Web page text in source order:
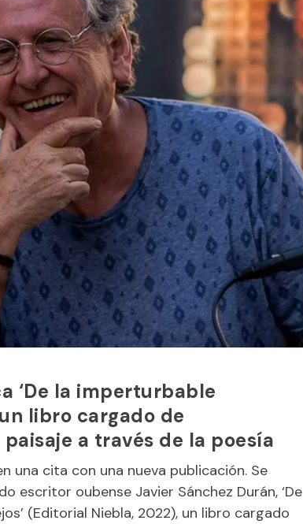
‘De la imperturbable
libro cargado de
a través de la poesía
una cita con una nueva publicación. Se
oubense Javier Sánchez Durán, ‘De
(Editorial Niebla, 2022), un libro cargado